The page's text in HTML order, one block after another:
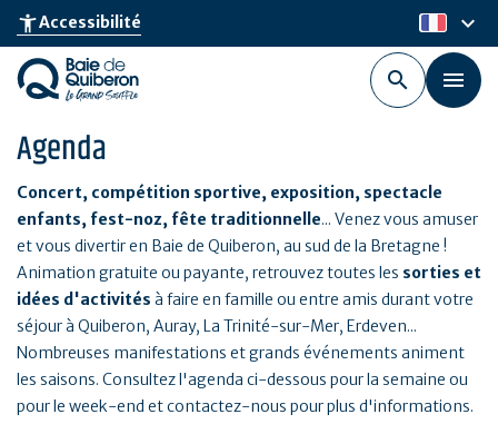
Aller
au
contenu
principal
accessibility_newAccessibilité fr
keyboard_arrow_down
Agenda
Concert, compétition sportive, exposition, spectacle
enfants, fest-noz, fête traditionnelle... Venez vous amuser
et vous divertir en Baie de Quiberon, au sud de la Bretagne !
Animation gratuite ou payante, retrouvez toutes les sorties et
idées d'activités à faire en famille ou entre amis durant votre
séjour à Quiberon, Auray, La Trinité-sur-Mer, Erdeven...
Nombreuses manifestations et grands événements animent
les saisons. Consultez l'agenda ci-dessous pour la semaine ou
pour le week-end et contactez-nous pour plus d'informations.